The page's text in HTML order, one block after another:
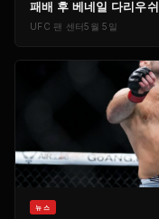
패배 후 베네일 다리우쉬
UFC 팬 센터5월 5일
뉴스